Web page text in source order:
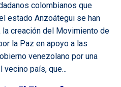
colombianos que
estado Anzoátegui se han
creación del Movimiento de
la Paz en apoyo a las
venezolano por una
país, que...